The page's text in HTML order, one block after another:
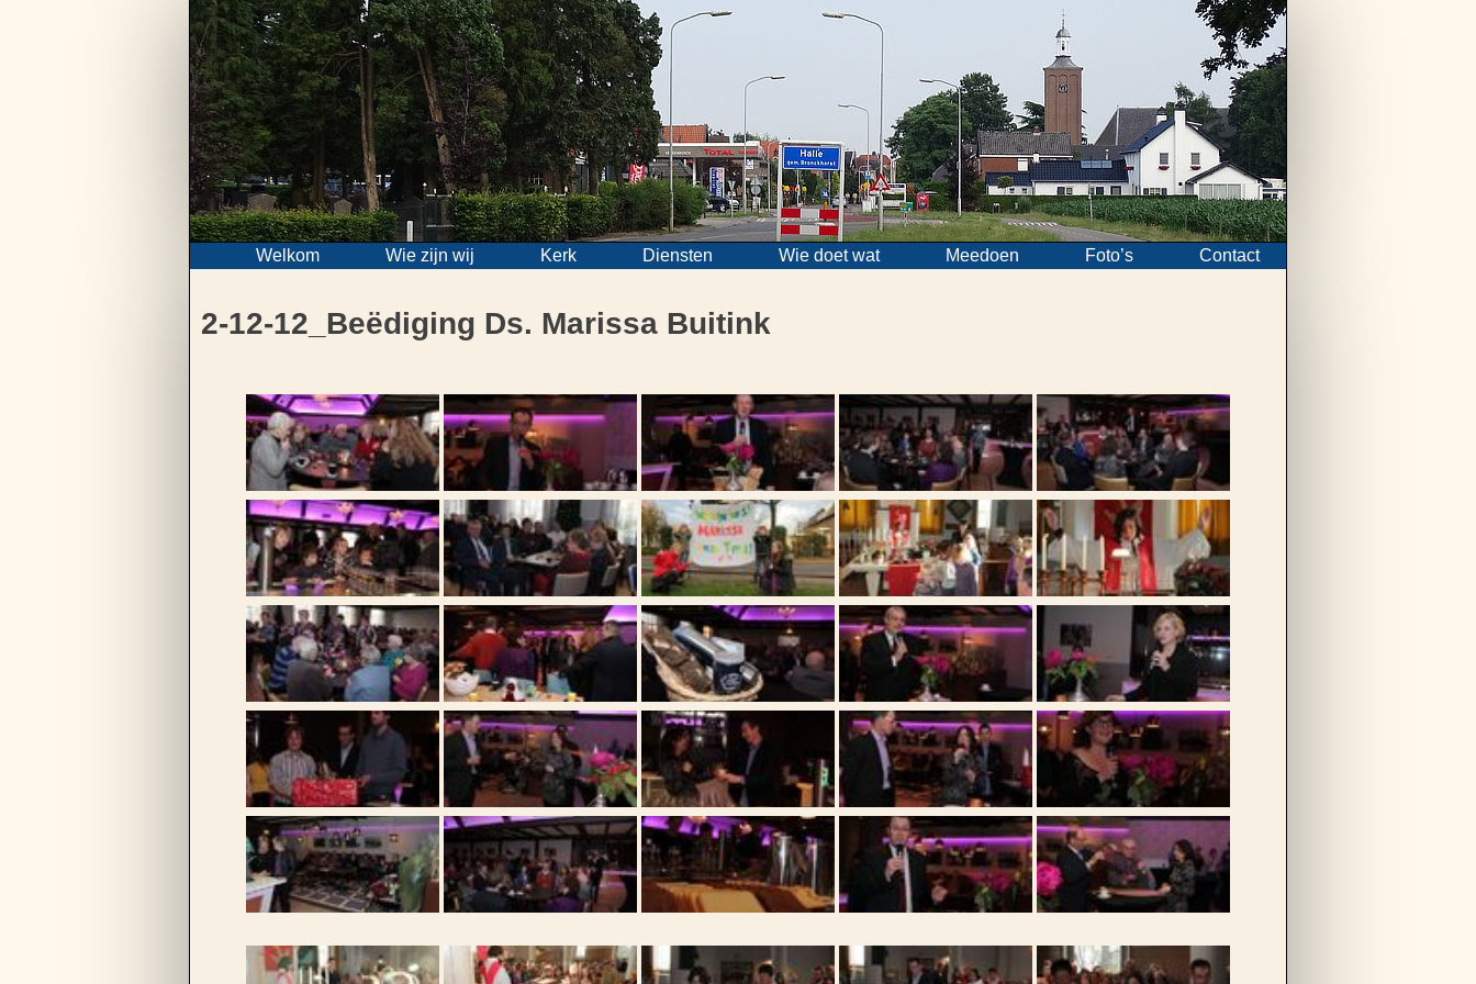
Skip
to
content
Welkom Wie zijn wij Kerk Diensten Wie doet wat Meedoen Foto’s Contact
2-12-12_Beëdiging Ds. Marissa Buitink
Bericht
navigatie